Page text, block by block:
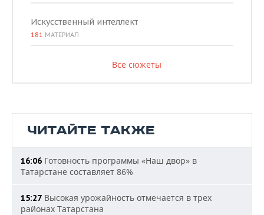
Искусственный интеллект
181 МАТЕРИАЛ
Все сюжеты
ЧИТАЙТЕ ТАКЖЕ
16:06 Готовность программы «Наш двор» в
Татарстане составляет 86%
15:27 Высокая урожайность отмечается в трех
районах Татарстана